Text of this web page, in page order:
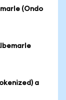
(Ondo
a